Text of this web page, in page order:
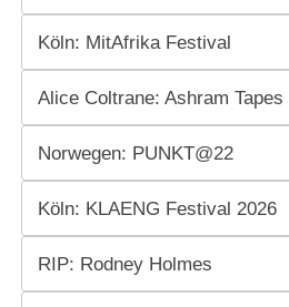
Köln: MitAfrika Festival
Alice Coltrane: Ashram Tapes
Norwegen: PUNKT@22
Köln: KLAENG Festival 2026
RIP: Rodney Holmes